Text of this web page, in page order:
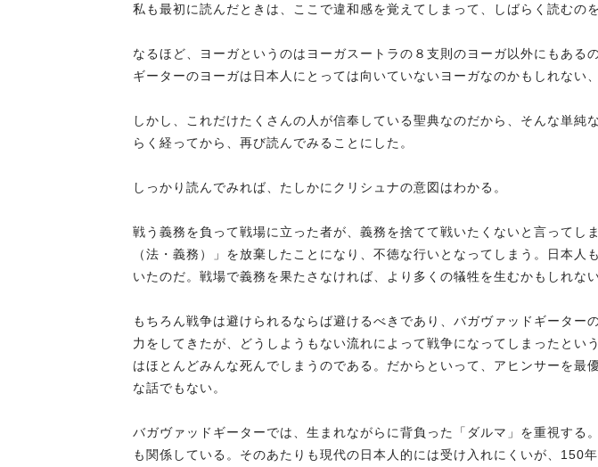
私も最初に読んだときは、ここで違和感を覚えてしまって、しばらく読むの
なるほど、ヨーガというのはヨーガスートラの８支則のヨーガ以外にもある
ギーターのヨーガは日本人にとっては向いていないヨーガなのかもしれない
しかし、これだけたくさんの人が信奉している聖典なのだから、そんな単純
らく経ってから、再び読んでみることにした。
しっかり読んでみれば、たしかにクリシュナの意図はわかる。
戦う義務を負って戦場に立った者が、義務を捨てて戦いたくないと言ってし
（法・義務）」を放棄したことになり、不徳な行いとなってしまう。日本人
いたのだ。戦場で義務を果たさなければ、より多くの犠牲を生むかもしれない
もちろん戦争は避けられるならば避けるべきであり、バガヴァッドギーター
力をしてきたが、どうしようもない流れによって戦争になってしまったとい
はほとんどみんな死んでしまうのである。だからといって、アヒンサーを最
な話でもない。
バガヴァッドギーターでは、生まれながらに背負った「ダルマ」を重視する
も関係している。そのあたりも現代の日本人的には受け入れにくいが、150